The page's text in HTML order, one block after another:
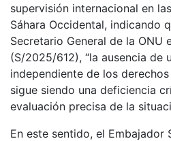
supervisión internacional en
Sáhara Occidental, indicando
Secretario General de la ONU
(S/2025/612), “la ausencia de
independiente de los
sigue siendo una deficiencia
evaluación precisa de la
En este sentido, el Embajador